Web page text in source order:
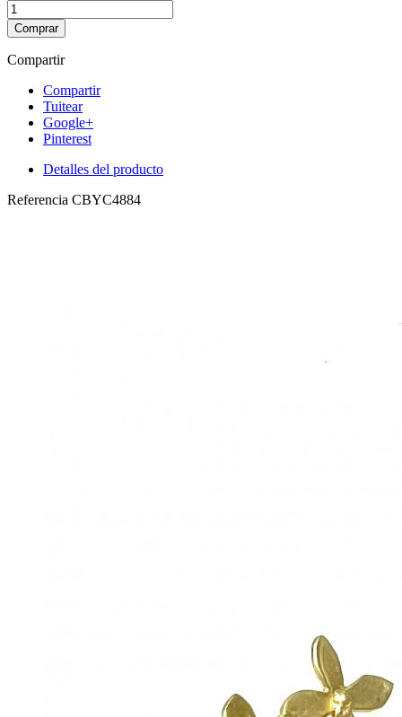
Comprar
Compartir
Compartir
Tuitear
Google+
Pinterest
Detalles del producto
Referencia CBYC4884